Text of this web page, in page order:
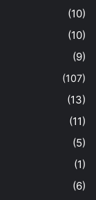
(10)
(10)
(9)
(107)
(13)
(11)
(5)
(1)
(6)